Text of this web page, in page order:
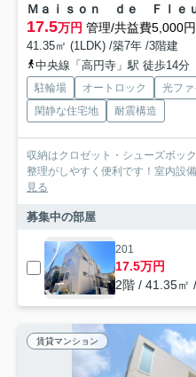
Ｍａｉｓｏｎ ｄｅ Ｆｌｅ
17.5万円 管理/共益費5,000円
41.35㎡ (1LDK) /築7年 /3階建
中央線「高円寺」駅 徒歩14分
駐輪場 オートロック 光フ
閑静な住宅地
耐震構造
収納はクロゼット・シューズボッ
整理がしやすく便利です！室内設
見る
募集中の部屋
201
17.5万円
2階 / 41.35㎡
賃貸マンション